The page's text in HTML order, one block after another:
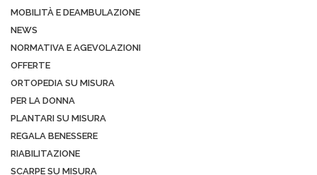
MOBILITÀ E DEAMBULAZIONE
NEWS
NORMATIVA E AGEVOLAZIONI
OFFERTE
ORTOPEDIA SU MISURA
PER LA DONNA
PLANTARI SU MISURA
REGALA BENESSERE
RIABILITAZIONE
SCARPE SU MISURA